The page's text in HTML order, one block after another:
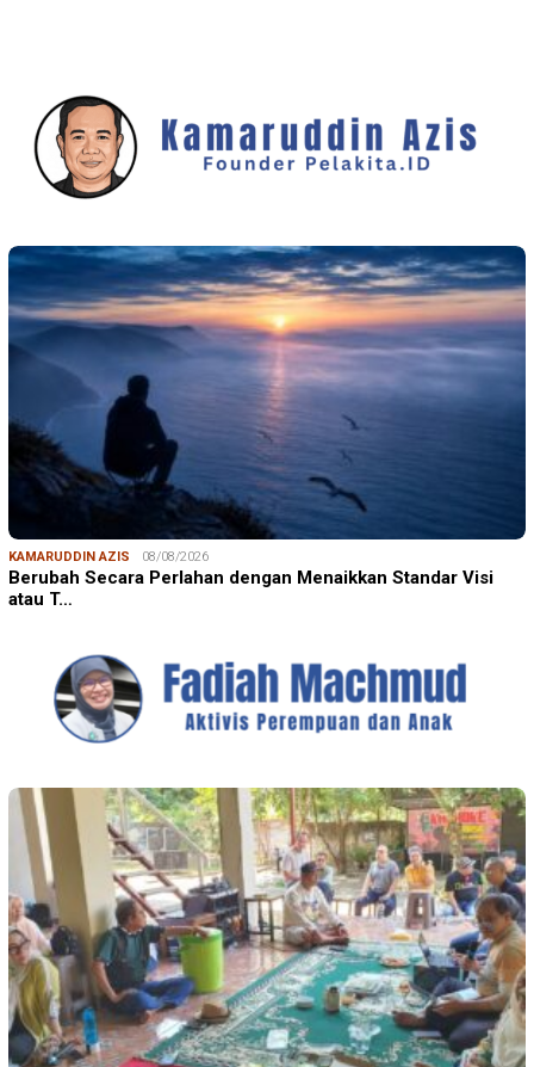
KAMARUDDIN AZIS 08/08/2026
Berubah Secara Perlahan dengan Menaikkan Standar Visi
atau T…